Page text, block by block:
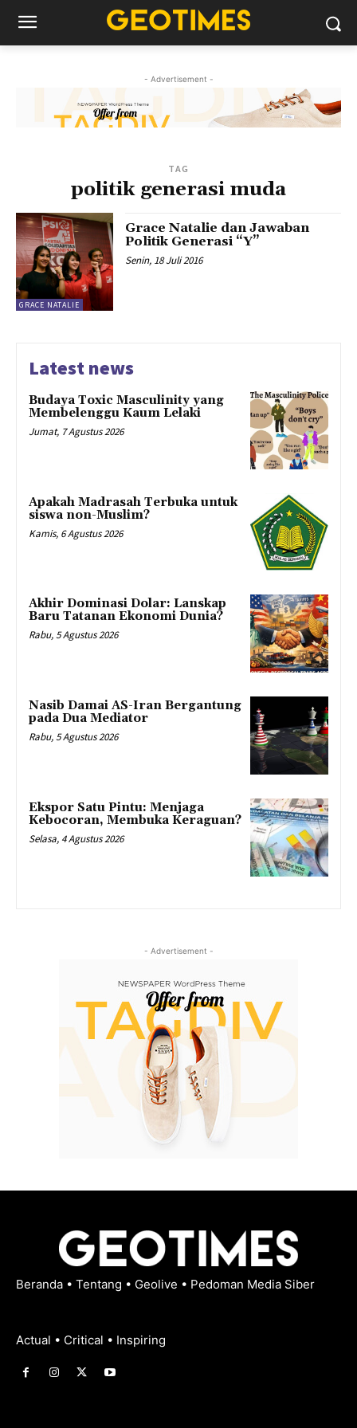
- Advertisement -
TAG
politik generasi muda
GRACE NATALIE
Grace Natalie dan Jawaban
Politik Generasi “Y”
Senin, 18 Juli 2016
Latest news
Budaya Toxic Masculinity yang
Membelenggu Kaum Lelaki
Jumat, 7 Agustus 2026
Apakah Madrasah Terbuka untuk
siswa non-Muslim?
Kamis, 6 Agustus 2026
Akhir Dominasi Dolar: Lanskap
Baru Tatanan Ekonomi Dunia?
Rabu, 5 Agustus 2026
Nasib Damai AS-Iran Bergantung
pada Dua Mediator
Rabu, 5 Agustus 2026
Ekspor Satu Pintu: Menjaga
Kebocoran, Membuka Keraguan?
Selasa, 4 Agustus 2026
- Advertisement -
Beranda • Tentang • Geolive • Pedoman Media Siber
Actual • Critical • Inspiring